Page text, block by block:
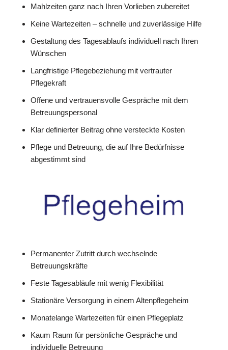
Mahlzeiten ganz nach Ihren Vorlieben zubereitet
Keine Wartezeiten – schnelle und zuverlässige Hilfe
Gestaltung des Tagesablaufs individuell nach Ihren
Wünschen
Langfristige Pflegebeziehung mit vertrauter
Pflegekraft
Offene und vertrauensvolle Gespräche mit dem
Betreuungspersonal
Klar definierter Beitrag ohne versteckte Kosten
Pflege und Betreuung, die auf Ihre Bedürfnisse
abgestimmt sind
Permanenter Zutritt durch wechselnde
Betreuungskräfte
Feste Tagesabläufe mit wenig Flexibilität
Stationäre Versorgung in einem Altenpflegeheim
Monatelange Wartezeiten für einen Pflegeplatz
Kaum Raum für persönliche Gespräche und
individuelle Betreuung